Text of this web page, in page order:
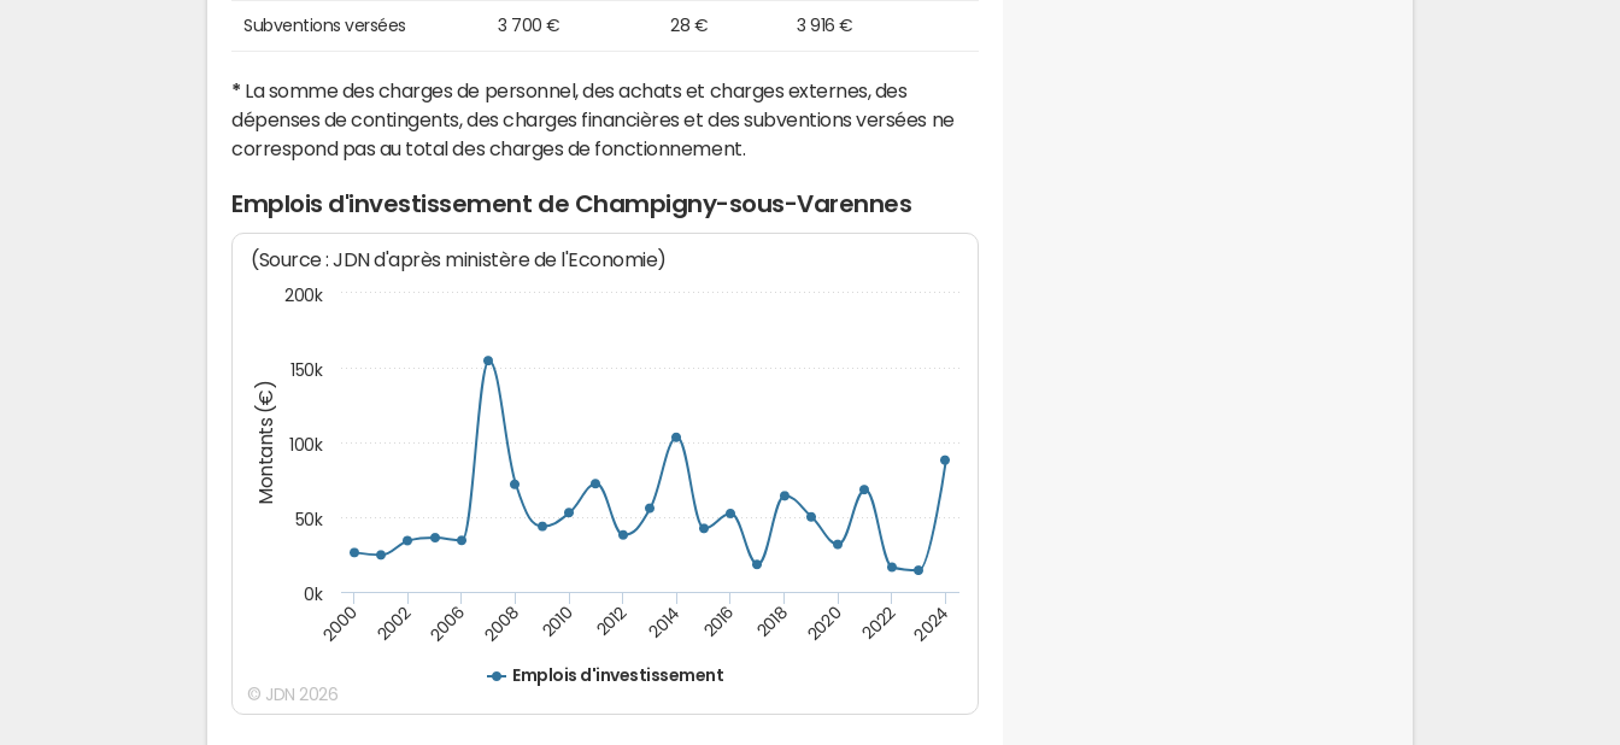
Subventions versées 3 700 € 28 € 3 916 €
* La somme des charges de personnel, des achats et charges externes, des
dépenses de contingents, des charges financières et des subventions versées ne
correspond pas au total des charges de fonctionnement.
Emplois d'investissement de Champigny-sous-Varennes
Montants (€)
(Source : JDN d'après ministère de l'Economie)
Emplois d'investissement
2000 2002 2006 2008 2010 2012 2014 2016 2018 2020 2022 2024
0k
50k
100k
150k
200k
© JDN 2026